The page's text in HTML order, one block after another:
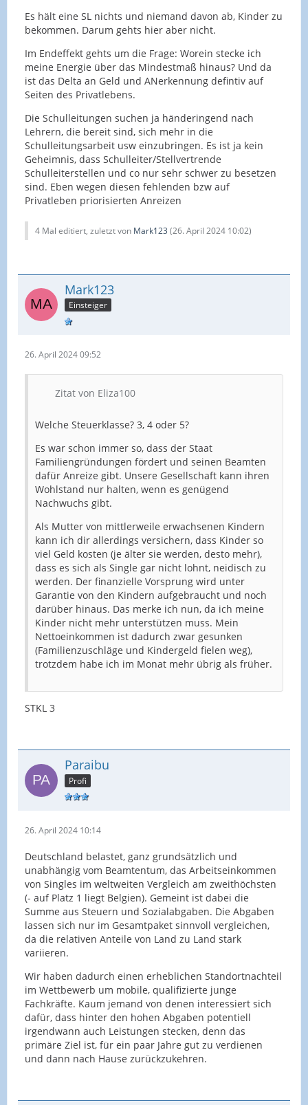
Es hält eine SL nichts und niemand davon ab, Kinder zu
bekommen. Darum gehts hier aber nicht.
Im Endeffekt gehts um die Frage: Worein stecke ich
meine Energie über das Mindestmaß hinaus? Und da
ist das Delta an Geld und ANerkennung defintiv auf
Seiten des Privatlebens.
Die Schulleitungen suchen ja händeringend nach
Lehrern, die bereit sind, sich mehr in die
Schulleitungsarbeit usw einzubringen. Es ist ja kein
Geheimnis, dass Schulleiter/Stellvertrende
Schulleiterstellen und co nur sehr schwer zu besetzen
sind. Eben wegen diesen fehlenden bzw auf
Privatleben priorisierten Anreizen
4 Mal editiert, zuletzt von Mark123 (26. April 2024 10:02)
Mark123
Einsteiger
26. April 2024 09:52
Zitat von Eliza100
Welche Steuerklasse? 3, 4 oder 5?
Es war schon immer so, dass der Staat
Familiengründungen fördert und seinen Beamten
dafür Anreize gibt. Unsere Gesellschaft kann ihren
Wohlstand nur halten, wenn es genügend
Nachwuchs gibt.
Als Mutter von mittlerweile erwachsenen Kindern
kann ich dir allerdings versichern, dass Kinder so
viel Geld kosten (je älter sie werden, desto mehr),
dass es sich als Single gar nicht lohnt, neidisch zu
werden. Der finanzielle Vorsprung wird unter
Garantie von den Kindern aufgebraucht und noch
darüber hinaus. Das merke ich nun, da ich meine
Kinder nicht mehr unterstützen muss. Mein
Nettoeinkommen ist dadurch zwar gesunken
(Familienzuschläge und Kindergeld fielen weg),
trotzdem habe ich im Monat mehr übrig als früher.
STKL 3
Paraibu
Profi
26. April 2024 10:14
Deutschland belastet, ganz grundsätzlich und
unabhängig vom Beamtentum, das Arbeitseinkommen
von Singles im weltweiten Vergleich am zweithöchsten
(- auf Platz 1 liegt Belgien). Gemeint ist dabei die
Summe aus Steuern und Sozialabgaben. Die Abgaben
lassen sich nur im Gesamtpaket sinnvoll vergleichen,
da die relativen Anteile von Land zu Land stark
variieren.
Wir haben dadurch einen erheblichen Standortnachteil
im Wettbewerb um mobile, qualifizierte junge
Fachkräfte. Kaum jemand von denen interessiert sich
dafür, dass hinter den hohen Abgaben potentiell
irgendwann auch Leistungen stecken, denn das
primäre Ziel ist, für ein paar Jahre gut zu verdienen
und dann nach Hause zurückzukehren.